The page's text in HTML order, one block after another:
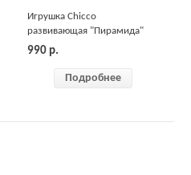
Игрушка Chicco
развивающая "Пирамида"
990 р.
Подробнее